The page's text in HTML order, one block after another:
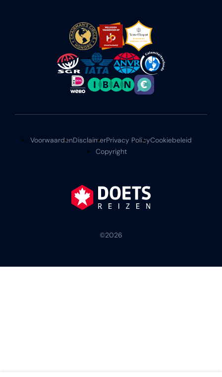
VoorwaardenDisclaimerPrivacy PolicyCookiebeleid
Copyright
©2026